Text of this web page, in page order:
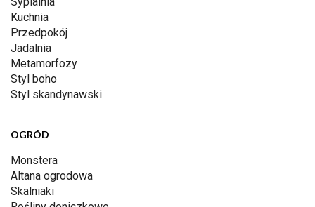
Kuchnia
Przedpokój
Jadalnia
Metamorfozy
Styl boho
Styl skandynawski
OGRÓD
Monstera
Altana ogrodowa
Skalniaki